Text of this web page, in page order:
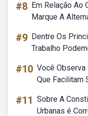
#8 Em Relação Ao
Marque A
#9 Dentre Os
Trabalho
#10 Você
Que Facilitam
#11 Sobre A
Urbanas é